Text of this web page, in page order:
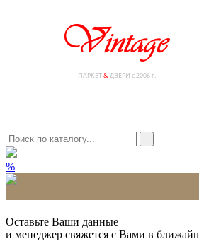
ПАРКЕТ&ДВЕРИ с 2006 г.
%
Оставьте Ваши данные
и менеджер свяжется с Вами в